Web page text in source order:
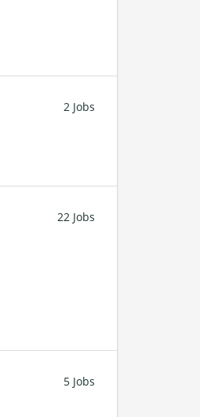
2 Jobs
22 Jobs
5 Jobs